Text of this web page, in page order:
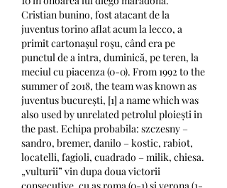
Cristian bunino, fost atacant de la
juventus torino aflat acum la lecco, a
primit cartonaşul roşu, când era pe
punctul de a intra, duminică, pe teren, la
meciul cu piacenza (0-0). From 1992 to the
summer of 2018, the team was known as
juventus bucurești, [1] a name which was
also used by unrelated petrolul ploiești in
the past. Echipa probabila: szczesny –
sandro, bremer, danilo – kostic, rabiot,
locatelli, fagioli, cuadrado – milik, chiesa.
„vulturii” vin dupa doua victorii
consecutive, cu as roma (0-1) si verona (1-